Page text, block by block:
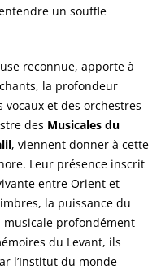
un souffle
reconnue, apporte à
la profondeur
et des orchestres
des Musicales du
, viennent donner à cette
Leur présence inscrit
entre Orient et
la puissance du
musicale profondément
du Levant, ils
l’Institut du monde